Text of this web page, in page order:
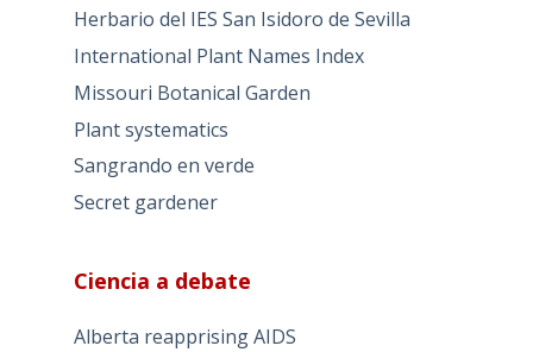
Herbario del IES San Isidoro de Sevilla
International Plant Names Index
Missouri Botanical Garden
Plant systematics
Sangrando en verde
Secret gardener
Ciencia a debate
Alberta reapprising AIDS